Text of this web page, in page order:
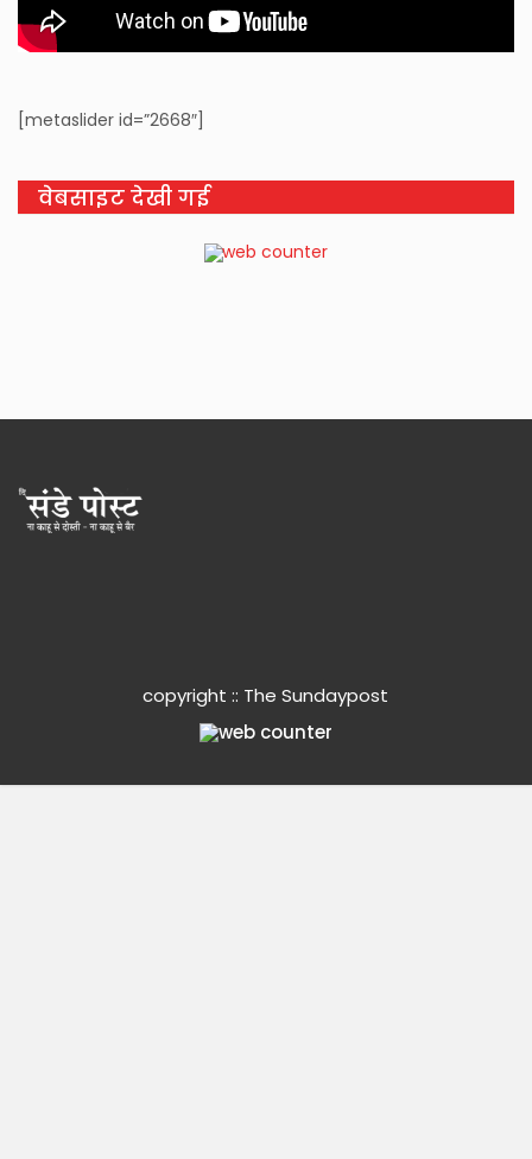
[metaslider id=”2668″]
वेबसाइट देखी गई
copyright :: The Sundaypost